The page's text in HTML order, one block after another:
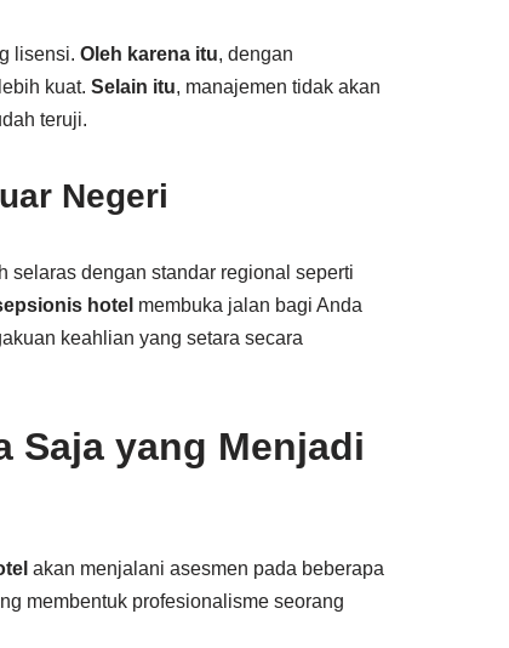
lisensi. Oleh karena itu, dengan
kuat. Selain itu, manajemen tidak akan
teruji.
Negeri
selaras dengan standar regional seperti
hotel membuka jalan bagi Anda
keahlian yang setara secara
Saja yang Menjadi
akan menjalani asesmen pada beberapa
membentuk profesionalisme seorang